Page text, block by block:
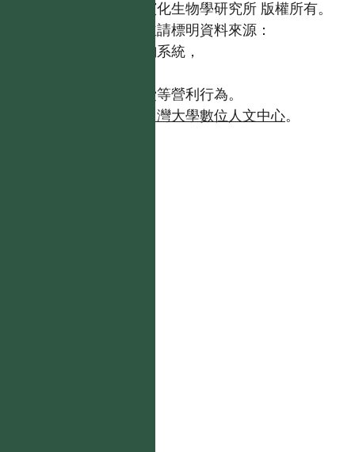
國立台灣大學生態學與演化生物學研究所 版權所有。
歡迎引用本網站資料，並請標明資料來源：
【台灣植物資訊整合查詢系統，
且不得有收取資料查詢費等營利行為。
台灣大學數位人文中心。